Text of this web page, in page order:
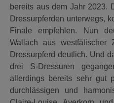
bereits aus dem Jahr 2023.
Dressurpferden unterwegs,
Finale empfehlen. Nun
Wallach aus westfälischer
Dressurpferd deutlich. Und
drei S-Dressuren
allerdings bereits sehr gut
durchlässigen und